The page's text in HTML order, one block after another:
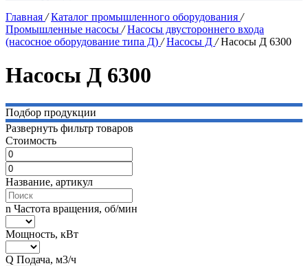
Главная / Каталог промышленного оборудования /
Промышленные насосы / Насосы двустороннего входа
(насосное оборудование типа Д) / Насосы Д / Насосы Д 6300
Насосы Д 6300
Подбор продукции
Развернуть фильтр товаров
Стоимость
Название, артикул
n Частота вращения, об/мин
Мощность, кВт
Q Подача, м3/ч